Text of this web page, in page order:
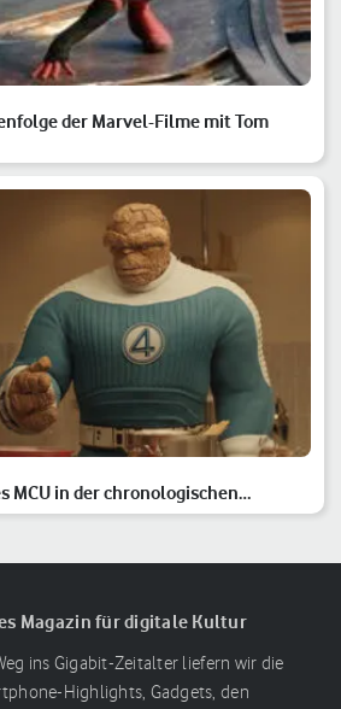
der Marvel-Filme mit Tom
MCU in der chronologischen
Magazin für digitale Kultur
ins Gigabit-Zeitalter liefern wir die
Highlights, Gadgets, den